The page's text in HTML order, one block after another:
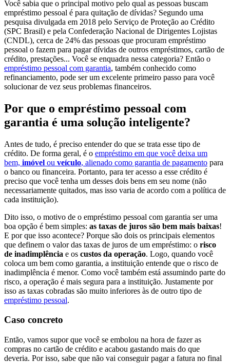
Você sabia que o principal motivo pelo qual as pessoas buscam
empréstimo pessoal é para quitação de dívidas? Segundo uma
pesquisa divulgada em 2018 pelo Serviço de Proteção ao Crédito
(SPC Brasil) e pela Confederação Nacional de Dirigentes Lojistas
(CNDL), cerca de 24% das pessoas que procuram empréstimo
pessoal o fazem para pagar dívidas de outros empréstimos, cartão de
crédito, prestações... Você se enquadra nessa categoria? Então o
empréstimo pessoal com garantia, também conhecido como
refinanciamento, pode ser um excelente primeiro passo para você
solucionar de vez seus problemas financeiros.
Por que o empréstimo pessoal com
garantia é uma solução inteligente?
Antes de tudo, é preciso entender do que se trata esse tipo de
crédito. De forma geral, é o empréstimo em que você deixa um
bem, imóvel ou veículo, alienado como garantia de pagamento para
o banco ou financeira. Portanto, para ter acesso a esse crédito é
preciso que você tenha um desses dois bens em seu nome (não
necessariamente quitados, mas isso varia de acordo com a política de
cada instituição).
Dito isso, o motivo de o empréstimo pessoal com garantia ser uma
boa opção é bem simples: as taxas de juros são bem mais baixas!
E por que isso acontece? Porque são dois os principais elementos
que definem o valor das taxas de juros de um empréstimo: o risco
de inadimplência e os custos da operação. Logo, quando você
coloca um bem como garantia, a instituição entende que o risco de
inadimplência é menor. Como você também está assumindo parte do
risco, a operação é mais segura para a instituição. Justamente por
isso as taxas cobradas são muito inferiores às de outro tipo de
empréstimo pessoal.
Caso concreto
Então, vamos supor que você se embolou na hora de fazer as
compras no cartão de crédito e acabou gastando mais do que
deveria. Por isso, sabe que não vai conseguir pagar a fatura no final